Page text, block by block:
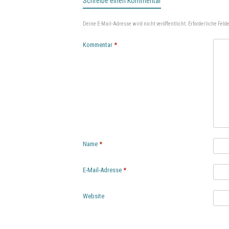
Deine E-Mail-Adresse wird nicht veröffentlicht. Erforderliche
Kommentar *
Name *
E-Mail-Adresse *
Website